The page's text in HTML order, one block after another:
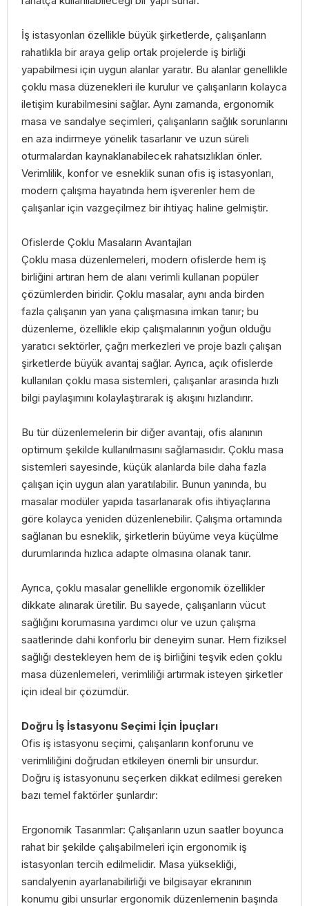
İş istasyonları özellikle büyük şirketlerde, çalışanların
rahatlıkla bir araya gelip ortak projelerde iş birliği
yapabilmesi için uygun alanlar yaratır. Bu alanlar genellikle
çoklu masa düzenekleri ile kurulur ve çalışanların kolayca
iletişim kurabilmesini sağlar. Aynı zamanda, ergonomik
masa ve sandalye seçimleri, çalışanların sağlık sorunlarını
en aza indirmeye yönelik tasarlanır ve uzun süreli
oturmalardan kaynaklanabilecek rahatsızlıkları önler.
Verimlilik, konfor ve esneklik sunan ofis iş istasyonları,
modern çalışma hayatında hem işverenler hem de
çalışanlar için vazgeçilmez bir ihtiyaç haline gelmiştir.
Ofislerde Çoklu Masaların Avantajları
Çoklu masa düzenlemeleri, modern ofislerde hem iş
birliğini artıran hem de alanı verimli kullanan popüler
çözümlerden biridir. Çoklu masalar, aynı anda birden
fazla çalışanın yan yana çalışmasına imkan tanır; bu
düzenleme, özellikle ekip çalışmalarının yoğun olduğu
yaratıcı sektörler, çağrı merkezleri ve proje bazlı çalışan
şirketlerde büyük avantaj sağlar. Ayrıca, açık ofislerde
kullanılan çoklu masa sistemleri, çalışanlar arasında hızlı
bilgi paylaşımını kolaylaştırarak iş akışını hızlandırır.
Bu tür düzenlemelerin bir diğer avantajı, ofis alanının
optimum şekilde kullanılmasını sağlamasıdır. Çoklu masa
sistemleri sayesinde, küçük alanlarda bile daha fazla
çalışan için uygun alan yaratılabilir. Bunun yanında, bu
masalar modüler yapıda tasarlanarak ofis ihtiyaçlarına
göre kolayca yeniden düzenlenebilir. Çalışma ortamında
sağlanan bu esneklik, şirketlerin büyüme veya küçülme
durumlarında hızlıca adapte olmasına olanak tanır.
Ayrıca, çoklu masalar genellikle ergonomik özellikler
dikkate alınarak üretilir. Bu sayede, çalışanların vücut
sağlığını korumasına yardımcı olur ve uzun çalışma
saatlerinde dahi konforlu bir deneyim sunar. Hem fiziksel
sağlığı destekleyen hem de iş birliğini teşvik eden çoklu
masa düzenlemeleri, verimliliği artırmak isteyen şirketler
için ideal bir çözümdür.
Doğru İş İstasyonu Seçimi İçin İpuçları
Ofis iş istasyonu seçimi, çalışanların konforunu ve
verimliliğini doğrudan etkileyen önemli bir unsurdur.
Doğru iş istasyonunu seçerken dikkat edilmesi gereken
bazı temel faktörler şunlardır:
Ergonomik Tasarımlar: Çalışanların uzun saatler boyunca
rahat bir şekilde çalışabilmeleri için ergonomik iş
istasyonları tercih edilmelidir. Masa yüksekliği,
sandalyenin ayarlanabilirliği ve bilgisayar ekranının
konumu gibi unsurlar ergonomik düzenlemenin başında